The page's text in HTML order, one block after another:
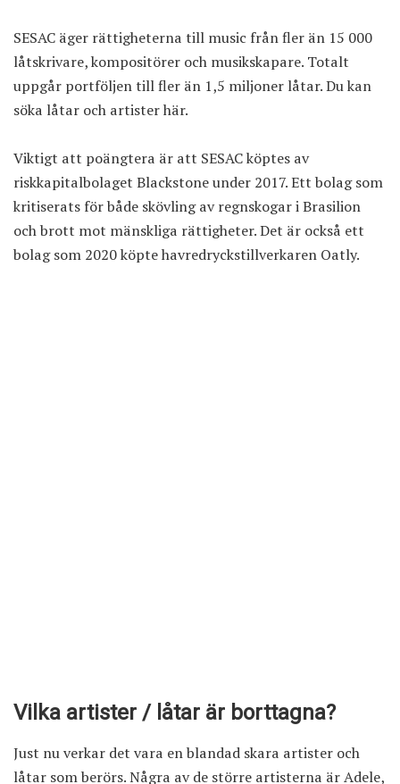
SESAC äger rättigheterna till music från fler än 15 000
låtskrivare, kompositörer och musikskapare. Totalt
uppgår portföljen till fler än 1,5 miljoner låtar.Du kan
söka låtar och artister här.
Viktigt att poängtera är att SESAC köptes av
riskkapitalbolaget Blackstone under 2017. Ett bolag som
kritiserats för både skövling av regnskogar i Brasilion
och brott mot mänskliga rättigheter. Det är också ett
bolag som 2020köpte havredryckstillverkaren Oatly.
Vilka artister / låtar är borttagna?
Just nu verkar det vara en blandad skara artister och
låtar som berörs. Några av de större artisterna är Adele,